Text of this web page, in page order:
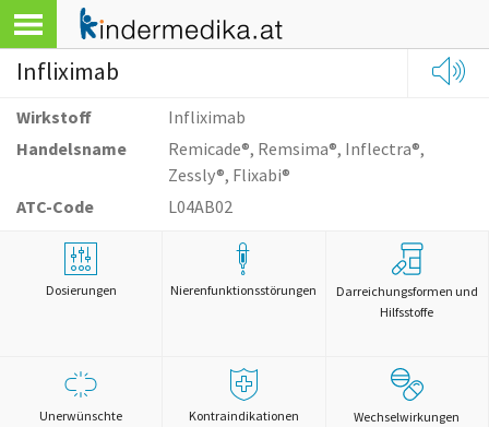
Infliximab
Wirkstoff
Infliximab
Handelsname
Remicade®, Remsima®, Inflectra®,
Zessly®, Flixabi®
ATC-Code
L04AB02
Dosierungen Nierenfunktionsstörungen
Darreichungsformen und
Hilfsstoffe
Unerwünschte
Kontraindikationen
Wechselwirkungen